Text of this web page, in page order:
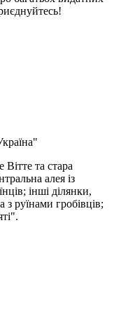
та стара
алея із
інші ділянки,
з руїнами гробівців;